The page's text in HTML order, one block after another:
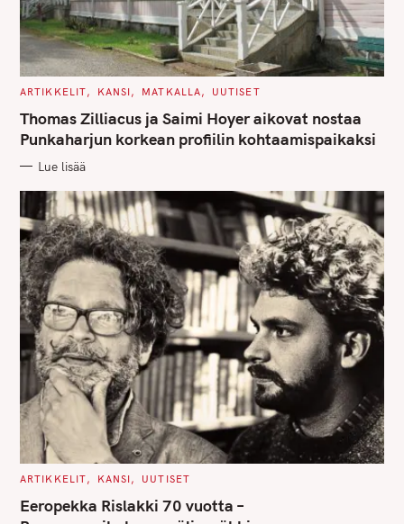
C
T
E
G
O
I
S
ARTIKKELIT KANSI MATKALLA UUTISET
Thomas Zilliacus ja Saimi Hoyer aikovat nostaa
Punkaharjun korkean profiilin kohtaamispaikaksi
Lue lisää
C
T
E
ARTIKKELIT KANSI UUTISET
Eeropekka Rislakki 70 vuotta –